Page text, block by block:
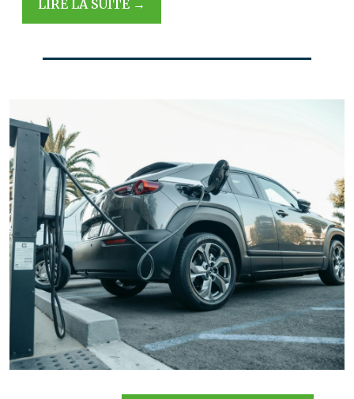
LIRE LA SUITE →